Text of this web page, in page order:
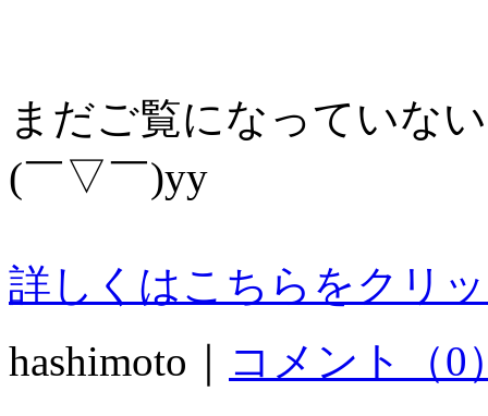
まだご覧になっていな
(￣▽￣)yy
詳しくはこちらをクリ
hashimoto｜
コメント（0